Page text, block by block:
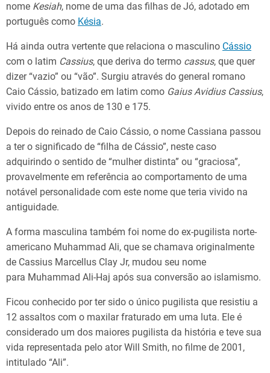
nome Kesiah, nome de uma das filhas de Jó, adotado em
português como Késia.
Há ainda outra vertente que relaciona o masculino Cássio
com o latim Cassius, que deriva do termo cassus, que quer
dizer “vazio” ou “vão”. Surgiu através do general romano
Caio Cássio, batizado em latim como Gaius Avidius Cassius,
vivido entre os anos de 130 e 175.
Depois do reinado de Caio Cássio, o nome Cassiana passou
a ter o significado de “filha de Cássio”, neste caso
adquirindo o sentido de “mulher distinta” ou “graciosa”,
provavelmente em referência ao comportamento de uma
notável personalidade com este nome que teria vivido na
antiguidade.
A forma masculina também foi nome do ex-pugilista norte-
americano Muhammad Ali, que se chamava originalmente
de Cassius Marcellus Clay Jr, mudou seu nome
para Muhammad Ali-Haj após sua conversão ao islamismo.
Ficou conhecido por ter sido o único pugilista que resistiu a
12 assaltos com o maxilar fraturado em uma luta. Ele é
considerado um dos maiores pugilista da história e teve sua
vida representada pelo ator Will Smith, no filme de 2001,
intitulado “Ali”.